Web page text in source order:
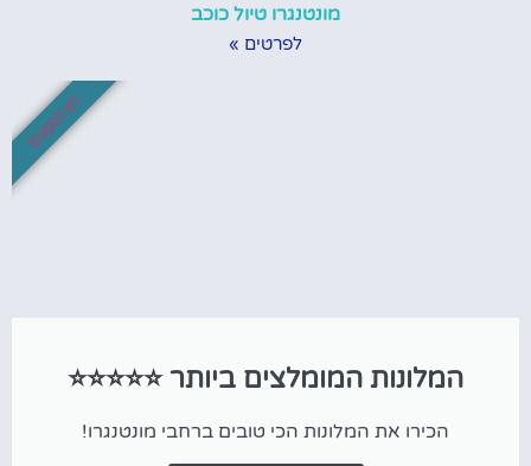
מונטנגרו טיול כוכב
לפרטים »
המלונות המומלצים ביותר ⭐⭐⭐⭐⭐
הכירו את המלונות הכי טובים ברחבי מונטנגרו!
לא לפספס!